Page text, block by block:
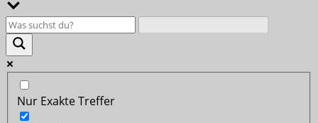
Nur Exakte Treffer